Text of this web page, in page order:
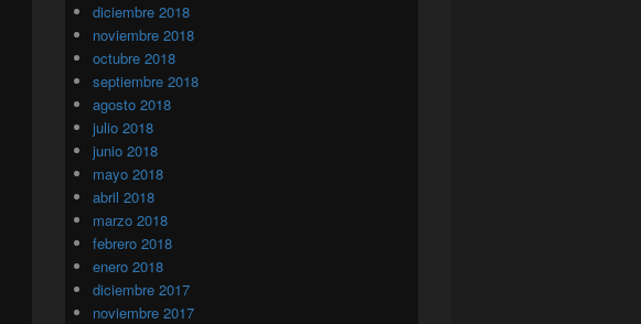
diciembre 2018
noviembre 2018
octubre 2018
septiembre 2018
agosto 2018
julio 2018
junio 2018
mayo 2018
abril 2018
marzo 2018
febrero 2018
enero 2018
diciembre 2017
noviembre 2017